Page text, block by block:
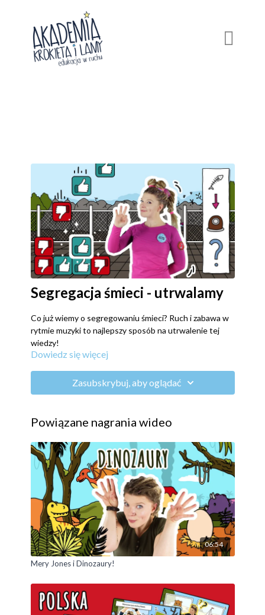
Segregacja śmieci - utrwalamy
Co już wiemy o segregowaniu śmieci? Ruch i zabawa w
rytmie muzyki to najlepszy sposób na utrwalenie tej
wiedzy!
Dowiedz się więcej
Zasubskrybuj, aby oglądać
Powiązane nagrania wideo
06:54
Mery Jones i Dinozaury!